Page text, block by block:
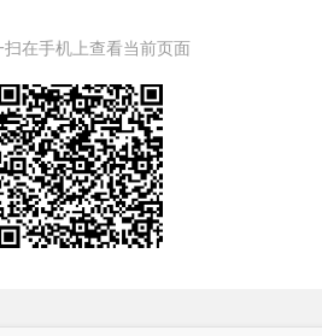
扫在手机上查看当前页面